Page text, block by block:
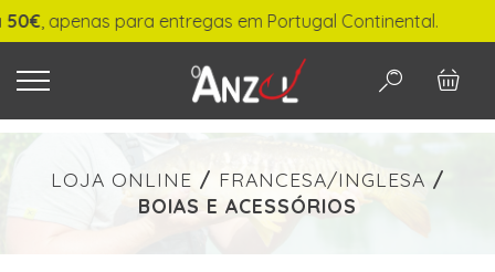
O QUE PROCURA?
-
, apenas para entregas em Portugal Continental.
LOJA ONLINE / FRANCESA/INGLESA /
BOIAS E ACESSÓRIOS